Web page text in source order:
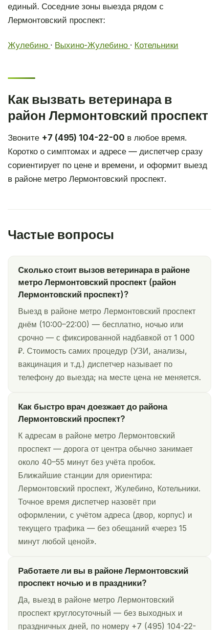
единый. Соседние зоны выезда рядом с
Лермонтовский проспект:
Жулебино · Выхино-Жулебино · Котельники
Как вызвать ветеринара в
район Лермонтовский проспект
Звоните +7 (495) 104-22-00 в любое время.
Коротко о симптомах и адресе — диспетчер сразу
сориентирует по цене и времени, и оформит выезд
в районе метро Лермонтовский проспект.
Частые вопросы
Сколько стоит вызов ветеринара в районе
метро Лермонтовский проспект (район
Лермонтовский проспект)?
Выезд в районе метро Лермонтовский проспект
днём (10:00–22:00) — бесплатно, ночью или
срочно — с фиксированной надбавкой от 1 000
₽. Стоимость самих процедур (УЗИ, анализы,
вакцинация и т.д.) диспетчер называет по
телефону до выезда; на месте цена не меняется.
Как быстро врач доезжает до района
Лермонтовский проспект?
К адресам в районе метро Лермонтовский
проспект — дорога от центра обычно занимает
около 40–55 минут без учёта пробок.
Ближайшие станции для ориентира:
Лермонтовский проспект, Жулебино, Котельники.
Точное время диспетчер назовёт при
оформлении, с учётом адреса (двор, корпус) и
текущего трафика — без обещаний «через 15
минут любой ценой».
Работаете ли вы в районе Лермонтовский
проспект ночью и в праздники?
Да, выезд в районе метро Лермонтовский
проспект круглосуточный — без выходных и
праздничных дней, по номеру +7 (495) 104-22-